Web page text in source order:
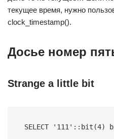
текущее время, нужно
clock_timestamp().
Досье номер
Strange a little bit
SELECT